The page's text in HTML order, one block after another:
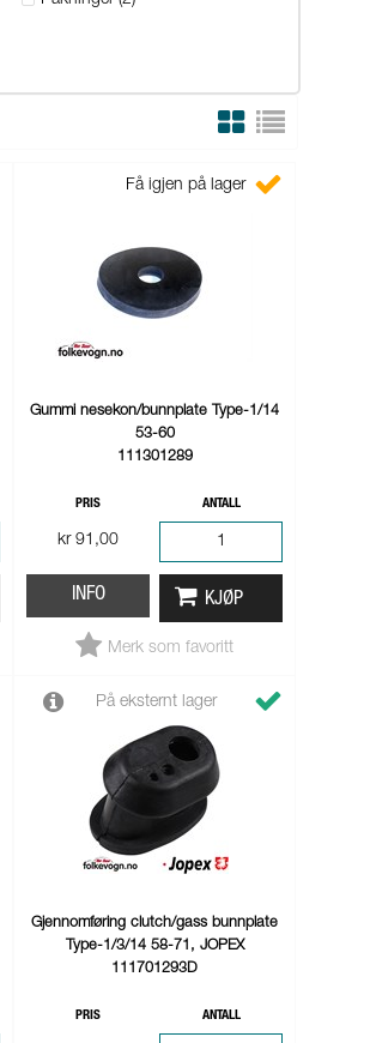
Få igjen på lager
Gummi nesekon/bunnplate Type-1/14
53-60
111301289
PRIS
kr 91,00
ANTALL
INFO KJØP
Merk som favoritt
På eksternt lager
Gjennomføring clutch/gass bunnplate
Type-1/3/14 58-71, JOPEX
111701293D
PRIS ANTALL